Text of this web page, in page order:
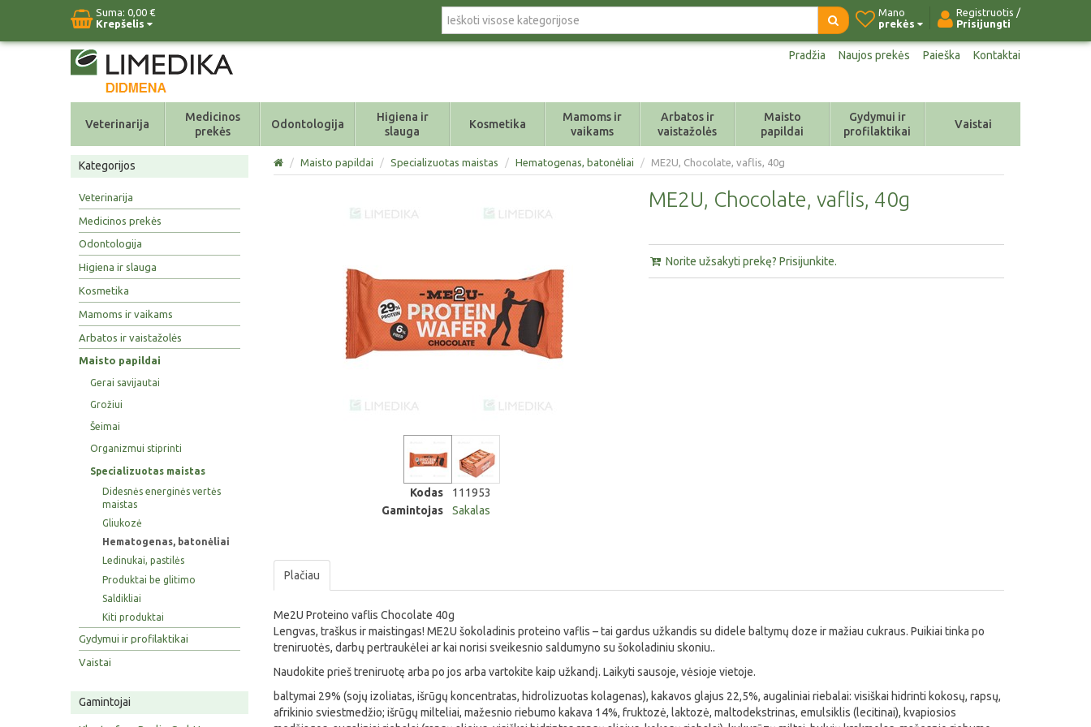
Suma: 0,00 €
Krepšelis
Registruotis /
Prisijungti
Mano
prekės
Pradžia Naujos prekės Paieška Kontaktai
Veterinarija
Medicinos
prekės
Odontologija
Higiena ir
slauga
Kosmetika
Mamoms ir
vaikams
Arbatos ir
vaistažolės
Maisto
papildai
Gydymui ir
profilaktikai
Vaistai
Kategorijos
Veterinarija
Medicinos prekės
Odontologija
Higiena ir slauga
Kosmetika
Mamoms ir vaikams
Arbatos ir vaistažolės
Maisto papildai
Gerai savijautai
Grožiui
Šeimai
Organizmui stiprinti
Specializuotas maistas
Didesnės energinės vertės
maistas
Gliukozė
Hematogenas, batonėliai
Ledinukai, pastilės
Produktai be glitimo
Saldikliai
Kiti produktai
Gydymui ir profilaktikai
Vaistai
Gamintojai
/ Maisto papildai / Specializuotas maistas / Hematogenas, batonėliai / ME2U, Chocolate, vaflis, 40g
Kodas
111953
Gamintojas
Sakalas
ME2U, Chocolate, vaflis, 40g
Norite užsakyti prekę? Prisijunkite.
Plačiau
Me2U Proteino vaflis Chocolate 40g
Lengvas, traškus ir maistingas! ME2U šokoladinis proteino vaflis – tai gardus užkandis su didele baltymų doze ir mažiau cukraus. Puikiai tinka po
treniruotės, darbų pertraukėlei ar kai norisi sveikesnio saldumyno su šokoladiniu skoniu..
Naudokite prieš treniruotę arba po jos arba vartokite kaip užkandį. Laikyti sausoje, vėsioje vietoje.
baltymai 29% (sojų izoliatas, išrūgų koncentratas, hidrolizuotas kolagenas), kakavos glajus 22,5%, augaliniai riebalai: visiškai hidrinti kokosų, rapsų,
afrikinio sviestmedžio; išrūgų milteliai, mažesnio riebumo kakava 14%, fruktozė, laktozė, maltodekstrinas, emulsiklis (lecitinai), kvapiosios